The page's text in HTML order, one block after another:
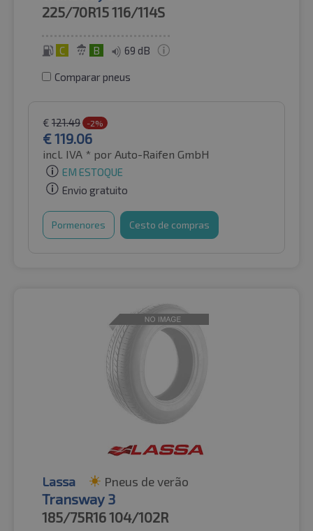
225/70R15116/114S
C B 69 dB
Comparar pneus
€ 121.49 -2%
€119.06
incl. IVA * por Auto-Raifen GmbH
EM ESTOQUE
Envio gratuito
Pormenores Cesto de compras
Lassa Pneus de verão
Transway 3
185/75R16104/102R